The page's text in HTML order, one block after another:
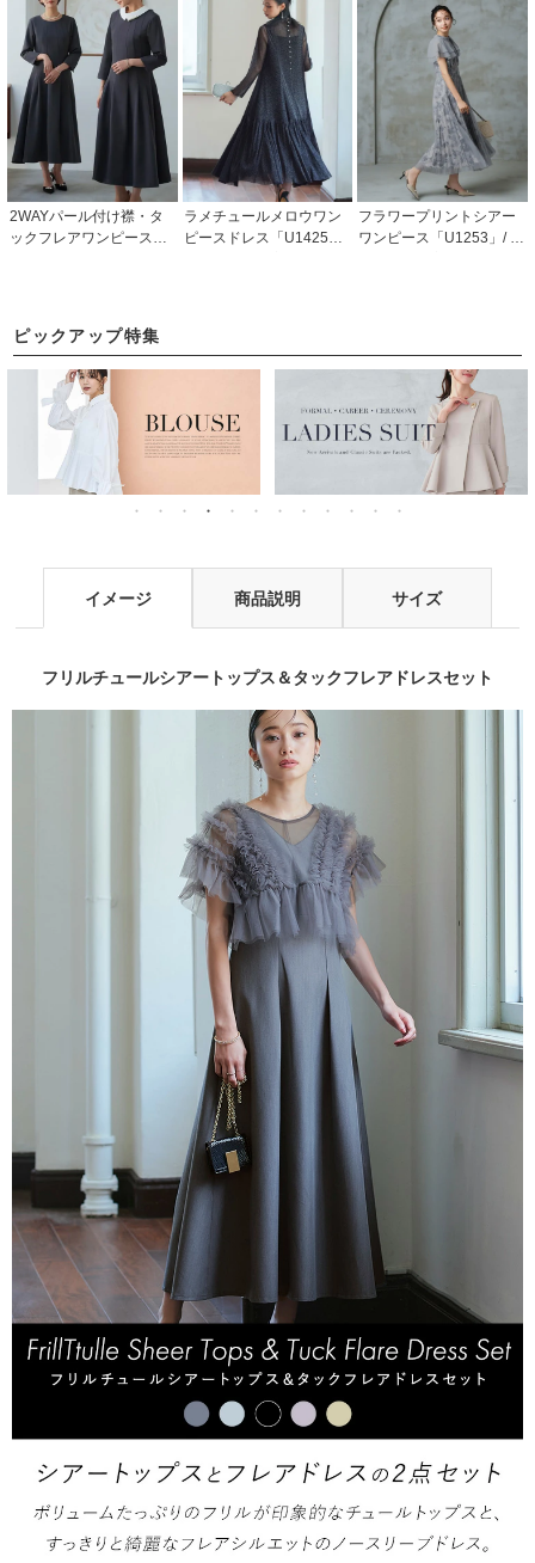
フォーマルパーティード
レス
ォーマルパーティードレ
ルパーティードレス
2WAYパール付け襟・タ
ックフレアワンピース
ードレス
ラメチュールメロウワン
ピースドレス「U1425」/
フラワープリントシアー
ワンピース「U1253」/ 結
ピックアップ特集
イメージ 商品説明 サイズ
フリルチュールシアートップス＆タックフレアドレスセット